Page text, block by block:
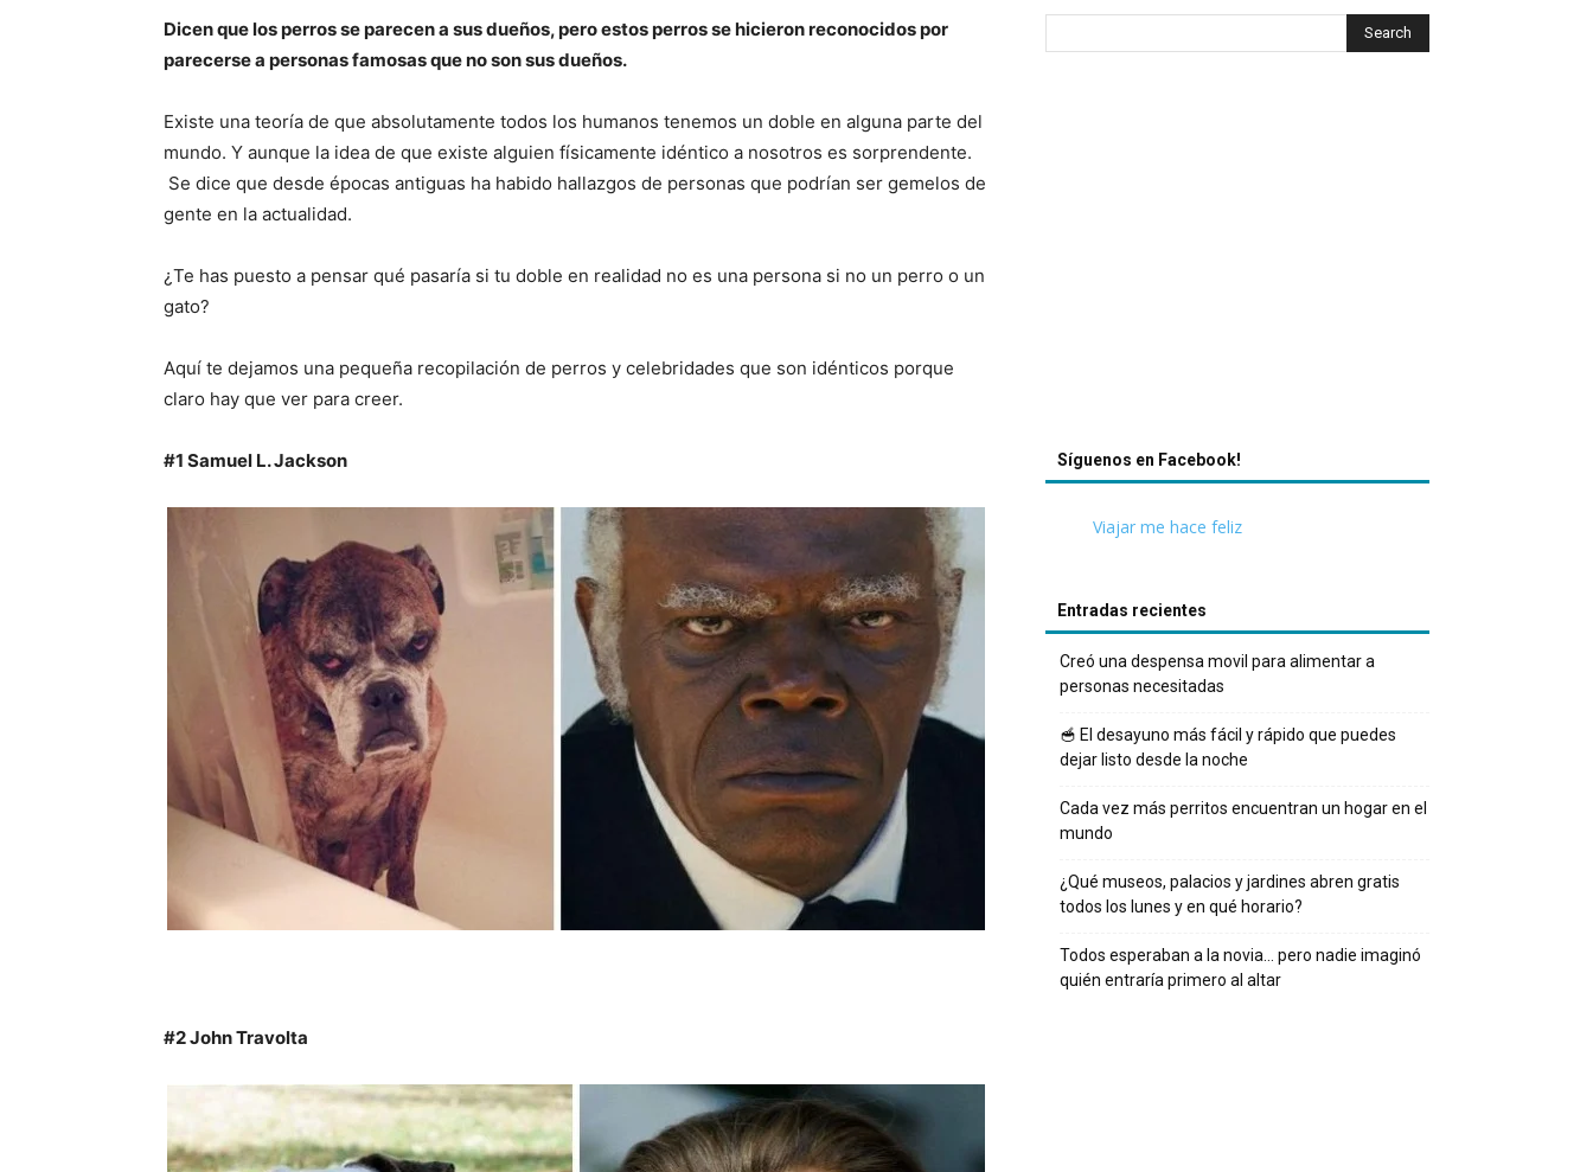
Dicen que los perros se parecen a sus dueños, pero estos perros se hicieron reconocidos por
parecerse a personas famosas que no son sus dueños.
Existe una teoría de que absolutamente todos los humanos tenemos un doble en alguna parte del
mundo. Y aunque la idea de que existe alguien físicamente idéntico a nosotros es sorprendente.
Se dice que desde épocas antiguas ha habido hallazgos de personas que podrían ser gemelos de
gente en la actualidad.
¿Te has puesto a pensar qué pasaría si tu doble en realidad no es una persona si no un perro o un
gato?
Aquí te dejamos una pequeña recopilación de perros y celebridades que son idénticos porque
claro hay que ver para creer.
#1 Samuel L. Jackson
#2John Travolta
Síguenos en Facebook!
Viajar me hace feliz
Entradas recientes
Creó una despensa movil para alimentar a
personas necesitadas
🥣 El desayuno más fácil y rápido que puedes
dejar listo desde la noche
Cada vez más perritos encuentran un hogar en el
mundo
¿Qué museos, palacios y jardines abren gratis
todos los lunes y en qué horario?
Todos esperaban a la novia… pero nadie imaginó
quién entraría primero al altar